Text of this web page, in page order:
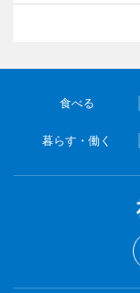
食べる
暮らす・働く